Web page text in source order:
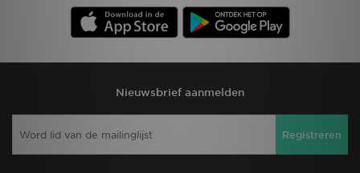
Nieuwsbrief aanmelden
Registreren